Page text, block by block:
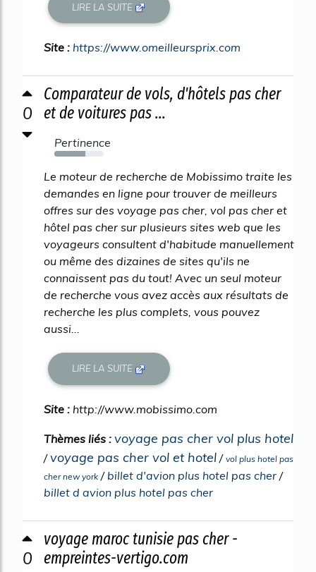
LIRE LA SUITE
Site : https://www.omeilleursprix.com
0
Comparateur de vols, d'hôtels pas cher
et de voitures pas ...
Pertinence
63%
Le moteur de recherche de Mobissimo traite les
demandes en ligne pour trouver de meilleurs
offres sur des voyage pas cher, vol pas cher et
hôtel pas cher sur plusieurs sites web que les
voyageurs consultent d'habitude manuellement
ou même des dizaines de sites qu'ils ne
connaissent pas du tout! Avec un seul moteur
de recherche vous avez accès aux résultats de
recherche les plus complets, vous pouvez
aussi...
LIRE LA SUITE
Site : http://www.mobissimo.com
Thèmes liés : voyage pas cher vol plus hotel
/voyage pas cher vol et hotel / vol plus hotel pas
cher new york / billet d'avion plus hotel pas cher /
billet d avion plus hotel pas cher
0
voyage maroc tunisie pas cher -
empreintes-vertigo.com